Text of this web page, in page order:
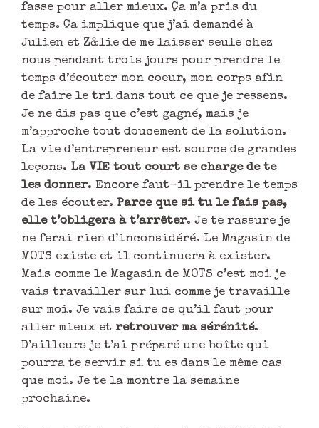
fasse pour aller mieux. Ça m’a pris du
temps. Ça implique que j’ai demandé à
Julien et Z&lie de me laisser seule chez
nous pendant trois jours pour prendre le
temps d’écouter mon coeur, mon corps afin
de faire le tri dans tout ce que je ressens.
Je ne dis pas que c’est gagné, mais je
m’approche tout doucement de la solution.
La vie d’entrepreneur est source de grandes
leçons. La VIE tout court se charge de te
les donner. Encore faut-il prendre le temps
de les écouter. Parce que si tu le fais pas,
elle t’obligera à t’arrêter. Je te rassure je
ne ferai rien d’inconsidéré. Le Magasin de
MOTS existe et il continuera à exister.
Mais comme le Magasin de MOTS c’est moi je
vais travailler sur lui comme je travaille
sur moi. Je vais faire ce qu’il faut pour
aller mieux et retrouver ma sérénité.
D’ailleurs je t’ai préparé une boîte qui
pourra te servir si tu es dans le même cas
que moi. Je te la montre la semaine
prochaine.